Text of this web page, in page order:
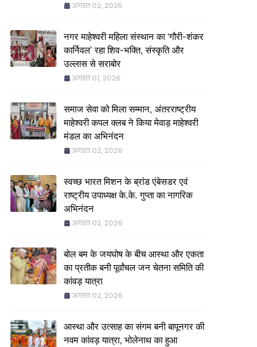
अगस्त 02, 2026
नगर माहेश्वरी महिला संस्थान का ‘गौरी-शंकर
कार्निवल’ रहा शिव-भक्ति, संस्कृति और
उल्लास से सराबोर
अगस्त 01, 2026
समाज सेवा को मिला सम्मान, अंतरराष्ट्रीय
माहेश्वरी कपल क्लब ने किया मेवाड़ माहेश्वरी
मंडल का अभिनंदन
अगस्त 02, 2026
स्वच्छ भारत मिशन के ब्रांड एंबेसडर एवं
राष्ट्रीय उपाध्यक्ष के.के. गुप्ता का नागरिक
अभिनंदन
अगस्त 02, 2026
बोल बम के जयघोष के बीच आस्था और एकता
का प्रतीक बनी पूर्वांचल जन चेतना समिति की
कांवड़ यात्रा
अगस्त 02, 2026
आस्था और उत्साह का संगम बनी बापूनगर की
नवम कांवड़ यात्रा, भोलेनाथ का हुआ